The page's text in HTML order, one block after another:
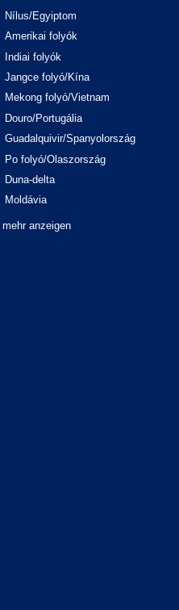
Nílus/Egyiptom
Amerikai folyók
Indiai folyók
Jangce folyó/Kína
Mekong folyó/Vietnam
Douro/Portugália
Guadalquivir/Spanyolország
Po folyó/Olaszország
Duna-delta
Moldávia
mehr anzeigen